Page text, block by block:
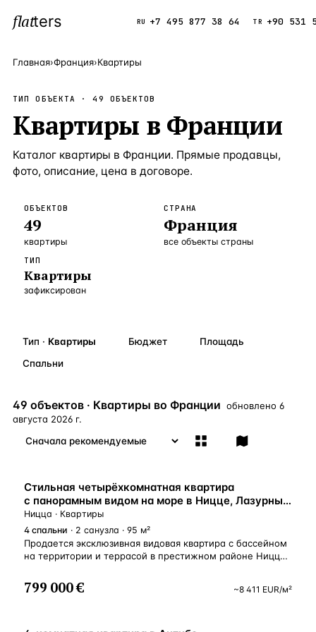
flatters RU +7 495 877 38 64 TR +90 531
ПОПУЛЯРНЫЕ НАПРАВЛЕНИЯ
Турция
— Страна
Испания —Страна
Таиланд
Сочи —Локация
Бангкок
Новороссийск
Анталия —
ЧАСТО ИЩУТ
ВСЕ НАПРАВЛЕНИЯ →
Главная›Франция›Квартиры
ТИП ОБЪЕКТА ·49 ОБЪЕКТОВ
Квартиры в Франции
Каталог квартиры в Франции. Прямые продавцы,
фото, описание, цена в договоре.
ОБЪЕКТОВ
49
квартиры
СТРАНА
Франция
все объекты страны
ТИП
Квартиры
зафиксирован
Тип · Квартиры Бюджет
Площадь
Спальни
49 объектов · Квартиры во Франции обновлено 6
августа 2026 г.
Стильная четырёхкомнатная квартира
с панорамным видом на море в Ницце, Лазурный
Берег, Франция
Ницца · Квартиры
4 спальни · 2 санузла · 95 м²
Продается эксклюзивная видовая квартира с бассейном
на территории и террасой в престижном районе Ниццы.
квартир, отдельный лифт прямо ко входу в квартиру
с парковки, часть окон выходит во двор, основные окна
799 000 € ~8 411 EUR/м²